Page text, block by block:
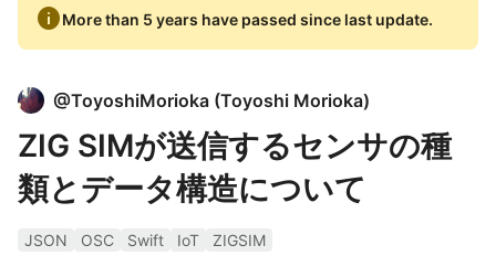
infoMore than 5 years have passed since last update.
@ToyoshiMorioka (Toyoshi Morioka)
ZIG SIMが送信するセンサの種
類とデータ構造について
JSON OSC Swift IoT
ZIGSIM